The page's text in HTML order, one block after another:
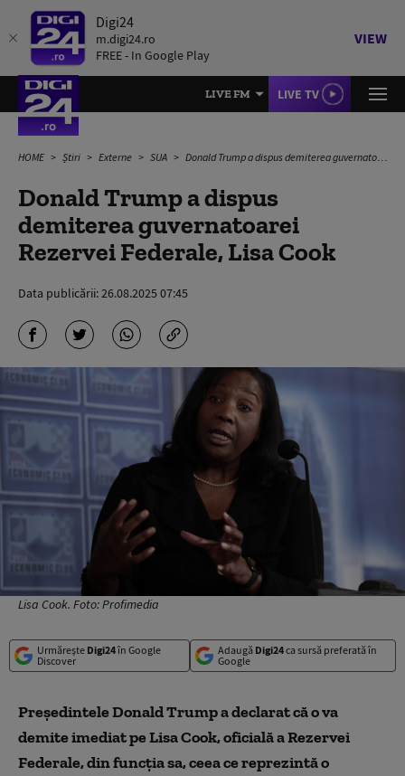
Digi24
m.digi24.ro
FREE - In Google Play
VIEW
LIVE FM LIVE TV
HOME Știri Externe SUA Donald Trump a dispus demiterea guvernatoarei Rezervei Federale, Lisa Cook
Donald Trump a dispus
demiterea guvernatoarei
Rezervei Federale, Lisa Cook
Data publicării:26.08.2025 07:45
Lisa Cook. Foto: Profimedia
Urmărește Digi24în Google
Discover
Adaugă Digi24ca sursă preferată în
Google
Preşedintele Donald Trump a declarat că o va
demite imediat pe Lisa Cook, oficială a Rezervei
Federale, din funcţia sa, ceea ce reprezintă o